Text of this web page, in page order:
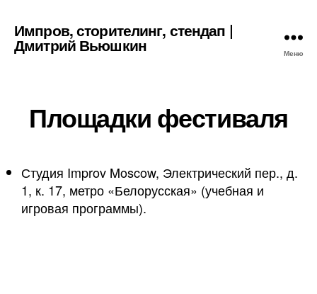
Импров, сторителинг, стендап |
Дмитрий Вьюшкин Меню
Площадки фестиваля
Студия Improv Moscow, Электрический пер., д.
1, к. 17, метро «Белорусская» (учебная и
игровая программы).